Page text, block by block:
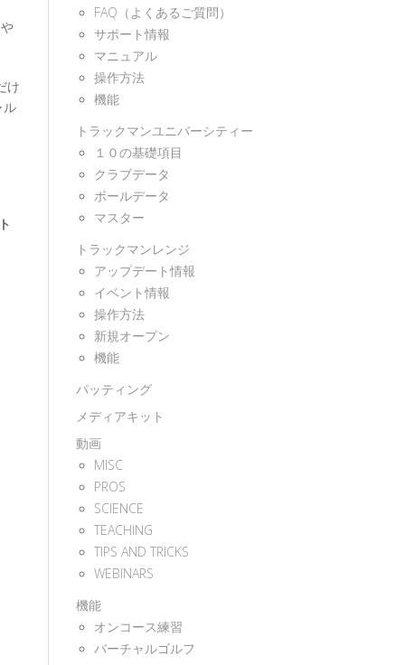
け
ル
FAQ（よくあるご質問）
サポート情報
マニュアル
操作方法
機能
トラックマンユニバーシティー
１０の基礎項目
クラブデータ
ボールデータ
マスター
トラックマンレンジ
アップデート情報
イベント情報
操作方法
新規オープン
機能
パッティング
メディアキット
動画
MISC
PROS
SCIENCE
TEACHING
TIPS AND TRICKS
WEBINARS
機能
オンコース練習
バーチャルゴルフ